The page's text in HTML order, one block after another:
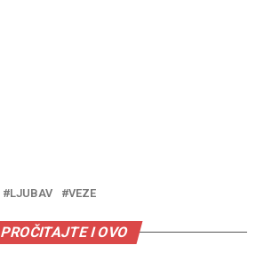
LJUBAV VEZE
PROČITAJTE I OVO